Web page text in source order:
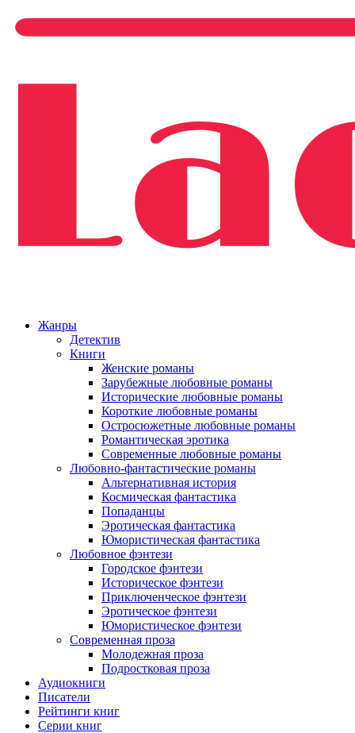
Жанры
Детектив
Книги
Женские романы
Зарубежные любовные романы
Исторические любовные романы
Короткие любовные романы
Остросюжетные любовные романы
Романтическая эротика
Современные любовные романы
Любовно-фантастические романы
Альтернативная история
Космическая фантастика
Попаданцы
Эротическая фантастика
Юмористическая фантастика
Любовное фэнтези
Городское фэнтези
Историческое фэнтези
Приключенческое фэнтези
Эротическое фэнтези
Юмористическое фэнтези
Современная проза
Молодежная проза
Подростковая проза
Аудиокниги
Писатели
Рейтинги книг
Серии книг